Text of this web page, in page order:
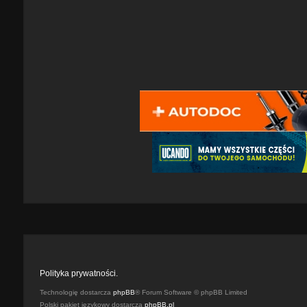
Polityka prywatności.
Technologię dostarcza phpBB® Forum Software © phpBB Limited
Polski pakiet językowy dostarcza phpBB.pl